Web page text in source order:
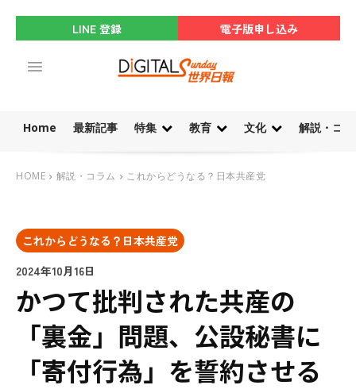
LINE 登録 電子版申し込み
Home 最新記事 特集 教育 文化 解説・コ
HOME 解説・コラム これからどうなる？日本共産党
これからどうなる？日本共産党
2024年10月16日
かつて批判された共産の
「裏金」問題、公設秘書に
「寄付行為」を誓約させる